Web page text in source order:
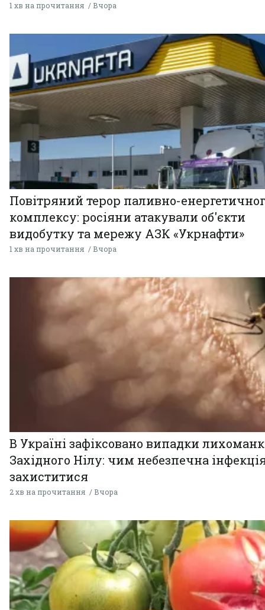
1 хв на прочитання Вчора
Повітряний терор паливно-
комплексу: росіяни атакували об'єкти
видобутку та мережу АЗК «Укрнафти»
1 хв на прочитання Вчора
В Україні зафіксовано випадки
Західного Нілу: чим небезпечна
захиститися
2 хв на прочитання Вчора